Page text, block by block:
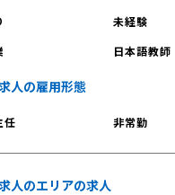
未経験
日本語教師
人の雇用形態
任 非常勤
人のエリアの求人